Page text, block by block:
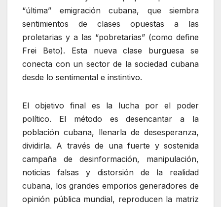
“última” emigración cubana, que siembra
sentimientos de clases opuestas a las
proletarias y a las “pobretarias” (como define
Frei Beto). Esta nueva clase burguesa se
conecta con un sector de la sociedad cubana
desde lo sentimental e instintivo.
El objetivo final es la lucha por el poder
político. El método es desencantar a la
población cubana, llenarla de desesperanza,
dividirla. A través de una fuerte y sostenida
campaña de desinformación, manipulación,
noticias falsas y distorsión de la realidad
cubana, los grandes emporios generadores de
opinión pública mundial, reproducen la matriz